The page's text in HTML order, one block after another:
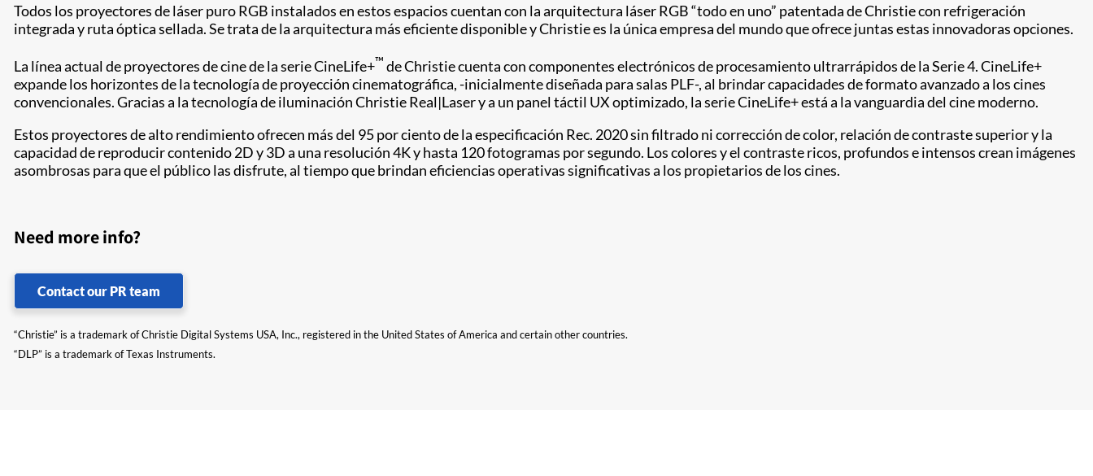
Todos los proyectores de láser puro RGB instalados en estos espacios cuentan con la arquitectura láser RGB “todo en uno” patentada de Christie con refrigeración
integrada y ruta óptica sellada. Se trata de la arquitectura más eficiente disponible y Christie es la única empresa del mundo que ofrece juntas estas innovadoras opciones.
La línea actual de proyectores de cine de la serie CineLife+™ de Christie cuenta con componentes electrónicos de procesamiento ultrarrápidos de la Serie 4. CineLife+
expande los horizontes de la tecnología de proyección cinematográfica, -inicialmente diseñada para salas PLF-, al brindar capacidades de formato avanzado a los cines
convencionales. Gracias a la tecnología de iluminación Christie Real|Laser y a un panel táctil UX optimizado, la serie CineLife+ está a la vanguardia del cine moderno.
Estos proyectores de alto rendimiento ofrecen más del 95 por ciento de la especificación Rec. 2020 sin filtrado ni corrección de color, relación de contraste superior y la
capacidad de reproducir contenido 2D y 3D a una resolución 4K y hasta 120 fotogramas por segundo. Los colores y el contraste ricos, profundos e intensos crean imágenes
asombrosas para que el público las disfrute, al tiempo que brindan eficiencias operativas significativas a los propietarios de los cines.
Need more info?
Contact our PR team
“Christie” is a trademark of Christie Digital Systems USA, Inc., registered in the United States of America and certain other countries.
“DLP” is a trademark of Texas Instruments.